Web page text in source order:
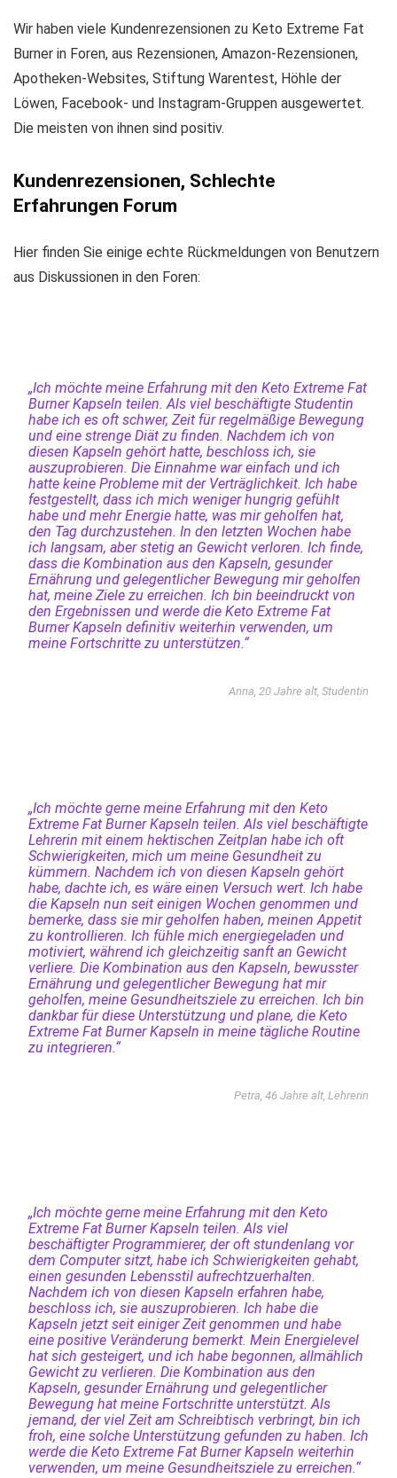
Wir haben viele Kundenrezensionen zu Keto Extreme Fat
Burner in Foren, aus Rezensionen, Amazon-Rezensionen,
Apotheken-Websites, Stiftung Warentest, Höhle der
Löwen, Facebook- und Instagram-Gruppen ausgewertet.
Die meisten von ihnen sind positiv.
Kundenrezensionen, Schlechte
Erfahrungen Forum
Hier finden Sie einige echte Rückmeldungen von Benutzern
aus Diskussionen in den Foren:
„Ich möchte meine Erfahrung mit den Keto Extreme Fat
Burner Kapseln teilen. Als viel beschäftigte Studentin
habe ich es oft schwer, Zeit für regelmäßige Bewegung
und eine strenge Diät zu finden. Nachdem ich von
diesen Kapseln gehört hatte, beschloss ich, sie
auszuprobieren. Die Einnahme war einfach und ich
hatte keine Probleme mit der Verträglichkeit. Ich habe
festgestellt, dass ich mich weniger hungrig gefühlt
habe und mehr Energie hatte, was mir geholfen hat,
den Tag durchzustehen. In den letzten Wochen habe
ich langsam, aber stetig an Gewicht verloren. Ich finde,
dass die Kombination aus den Kapseln, gesunder
Ernährung und gelegentlicher Bewegung mir geholfen
hat, meine Ziele zu erreichen. Ich bin beeindruckt von
den Ergebnissen und werde die Keto Extreme Fat
Burner Kapseln definitiv weiterhin verwenden, um
meine Fortschritte zu unterstützen.“
Anna, 20 Jahre alt, Studentin
„Ich möchte gerne meine Erfahrung mit den Keto
Extreme Fat Burner Kapseln teilen. Als viel beschäftigte
Lehrerin mit einem hektischen Zeitplan habe ich oft
Schwierigkeiten, mich um meine Gesundheit zu
kümmern. Nachdem ich von diesen Kapseln gehört
habe, dachte ich, es wäre einen Versuch wert. Ich habe
die Kapseln nun seit einigen Wochen genommen und
bemerke, dass sie mir geholfen haben, meinen Appetit
zu kontrollieren. Ich fühle mich energiegeladen und
motiviert, während ich gleichzeitig sanft an Gewicht
verliere. Die Kombination aus den Kapseln, bewusster
Ernährung und gelegentlicher Bewegung hat mir
geholfen, meine Gesundheitsziele zu erreichen. Ich bin
dankbar für diese Unterstützung und plane, die Keto
Extreme Fat Burner Kapseln in meine tägliche Routine
zu integrieren.“
Petra, 46 Jahre alt, Lehrerin
„Ich möchte gerne meine Erfahrung mit den Keto
Extreme Fat Burner Kapseln teilen. Als viel
beschäftigter Programmierer, der oft stundenlang vor
dem Computer sitzt, habe ich Schwierigkeiten gehabt,
einen gesunden Lebensstil aufrechtzuerhalten.
Nachdem ich von diesen Kapseln erfahren habe,
beschloss ich, sie auszuprobieren. Ich habe die
Kapseln jetzt seit einiger Zeit genommen und habe
eine positive Veränderung bemerkt. Mein Energielevel
hat sich gesteigert, und ich habe begonnen, allmählich
Gewicht zu verlieren. Die Kombination aus den
Kapseln, gesunder Ernährung und gelegentlicher
Bewegung hat meine Fortschritte unterstützt. Als
jemand, der viel Zeit am Schreibtisch verbringt, bin ich
froh, eine solche Unterstützung gefunden zu haben. Ich
werde die Keto Extreme Fat Burner Kapseln weiterhin
verwenden, um meine Gesundheitsziele zu erreichen.“